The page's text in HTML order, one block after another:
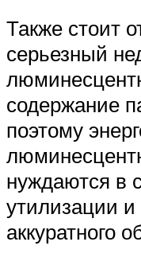
Также стоит
серьезный
содержание
поэтому
нуждаются в
утилизации
аккуратного